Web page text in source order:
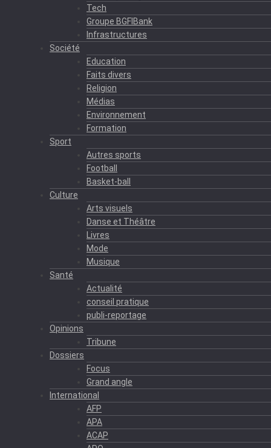
Tech
Groupe BGFIBank
Infrastructures
Société
Education
Faits divers
Religion
Médias
Environnement
Formation
Sport
Autres sports
Football
Basket-ball
Culture
Arts visuels
Danse et Théâtre
Livres
Mode
Musique
Santé
Actualité
conseil pratique
publi-reportage
Opinions
Tribune
Dossiers
Focus
Grand angle
International
AFP
APA
ACAP